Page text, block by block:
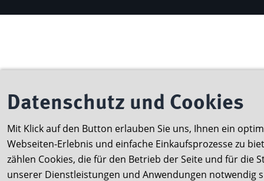
Datenschutz und Cookies
Mit Klick auf den Button erlauben Sie uns, Ihnen ein
Webseiten-Erlebnis und einfache Einkaufsprozesse zu
zählen Cookies, die für den Betrieb der Seite und für die
unserer Dienstleistungen und Anwendungen notwendig